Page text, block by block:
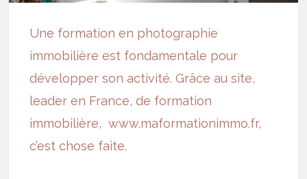
Une formation en photographie
immobilière est fondamentale pour
développer son activité. Grâce au site,
leader en France, de formation
immobilière,www.maformationimmo.fr,
c’est chose faite.